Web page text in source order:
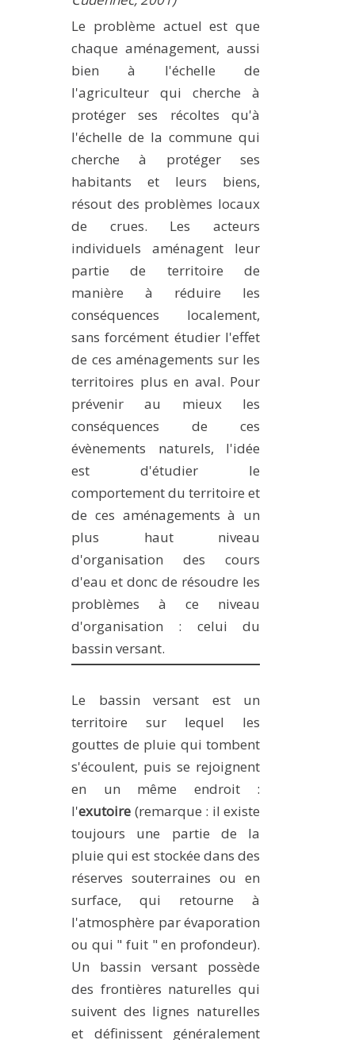
Le problème actuel est que
chaque aménagement, aussi
bien à l'échelle de
l'agriculteur qui cherche à
protéger ses récoltes qu'à
l'échelle de la commune qui
cherche à protéger ses
habitants et leurs biens,
résout des problèmes locaux
de crues. Les acteurs
individuels aménagent leur
partie de territoire de
manière à réduire les
conséquences localement,
sans forcément étudier l'effet
de ces aménagements sur les
territoires plus en aval. Pour
prévenir au mieux les
conséquences de ces
évènements naturels, l'idée
est d'étudier le
comportement du territoire et
de ces aménagements à un
plus haut niveau
d'organisation des cours
d'eau et donc de résoudre les
problèmes à ce niveau
d'organisation : celui du
bassin versant.
Le bassin versant est un
territoire sur lequel les
gouttes de pluie qui tombent
s'écoulent, puis se rejoignent
en un même endroit :
l'exutoire (remarque : il existe
toujours une partie de la
pluie qui est stockée dans des
réserves souterraines ou en
surface, qui retourne à
l'atmosphère par évaporation
ou qui " fuit " en profondeur).
Un bassin versant possède
des frontières naturelles qui
suivent des lignes naturelles
et définissent généralement